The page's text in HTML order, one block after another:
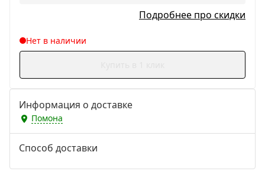
Подробнее про скидки
Нет в наличии
Информация о доставке
Помона
Способ доставки